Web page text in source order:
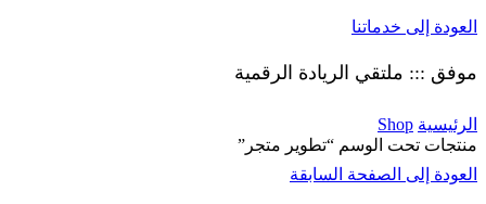
العودة إلى خدماتنا
موفق ::: ملتقي الريادة الرقمية
الرئيسية Shop
منتجات تحت الوسم “تطوير متجر”
العودة إلى الصفحة السابقة